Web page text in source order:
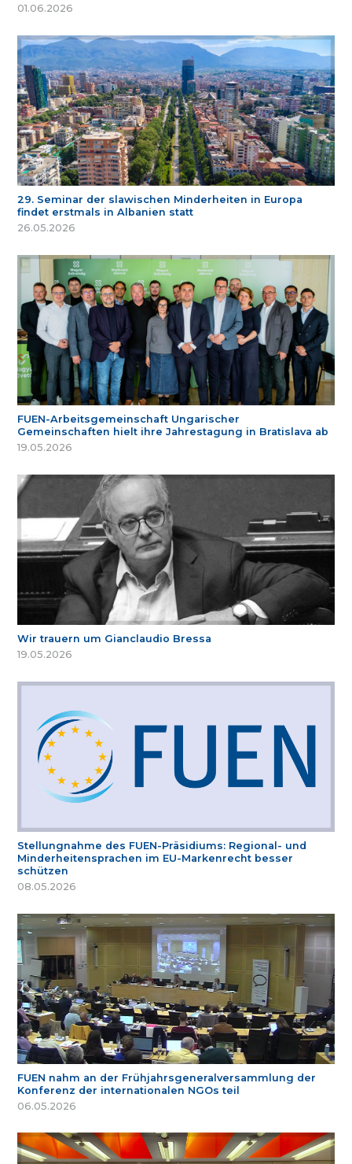
01.06.2026
29. Seminar der slawischen Minderheiten in Europa
findet erstmals in Albanien statt
26.05.2026
FUEN-Arbeitsgemeinschaft Ungarischer
Gemeinschaften hielt ihre Jahrestagung in Bratislava ab
19.05.2026
Wir trauern um Gianclaudio Bressa
19.05.2026
Stellungnahme des FUEN-Präsidiums: Regional- und
Minderheitensprachen im EU-Markenrecht besser
schützen
08.05.2026
FUEN nahm an der Frühjahrsgeneralversammlung der
Konferenz der internationalen NGOs teil
06.05.2026